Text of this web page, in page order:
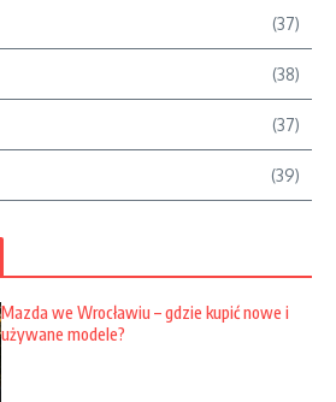
(37)
(38)
(37)
(39)
Mazda we Wrocławiu – gdzie kupić nowe i
używane modele?